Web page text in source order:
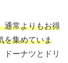
通常よりもお得
を集めていま
ドーナツとドリ